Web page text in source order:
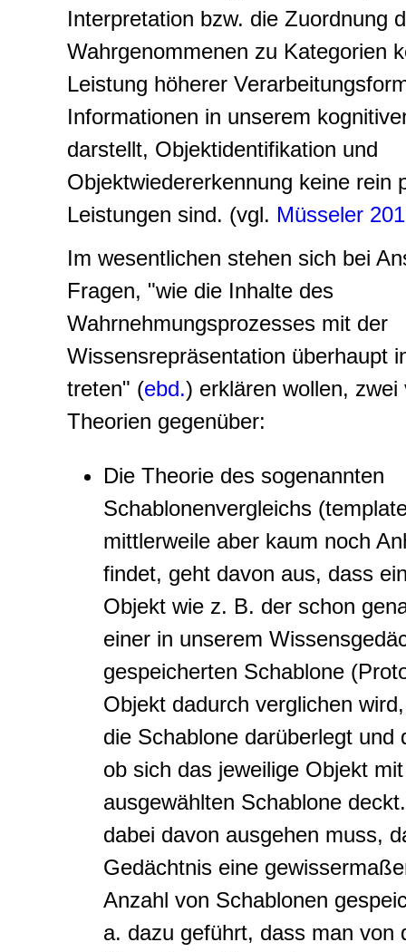
Interpretation bzw. die Zuordnung
Wahrgenommenen zu Kategorien
Leistung höherer
Informationen in unserem
darstellt, Objektidentifikation und
Objektwiedererkennung keine rein
Leistungen sind. (vgl. Müsseler
Im wesentlichen stehen sich bei
Fragen, "wie die Inhalte des
Wahrnehmungsprozesses mit der
Wissensrepräsentation überhaupt
treten" (ebd.) erklären wollen, zwei
Theorien gegenüber:
Die Theorie des sogenannten
Schablonenvergleichs (
mittlerweile aber kaum noch
findet, geht davon aus, dass
Objekt wie z. B. der schon
einer in unserem
gespeicherten Schablone
Objekt dadurch verglichen
die Schablone darüberlegt und
ob sich das jeweilige Objekt
ausgewählten Schablone
dabei davon ausgehen muss,
Gedächtnis eine
Anzahl von Schablonen
a. dazu geführt, dass man von